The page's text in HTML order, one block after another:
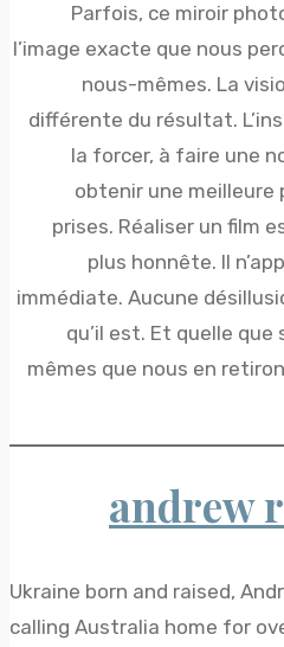
Parfois, ce miroir
l’image exacte que nous
nous-mêmes. La
différente du résultat.
la forcer, à faire une
obtenir une meilleure
prises. Réaliser un film
plus honnête. Il
immédiate. Aucune
qu’il est. Et quelle
mêmes que nous en
andrew
Ukraine born and raised,
calling Australia home for